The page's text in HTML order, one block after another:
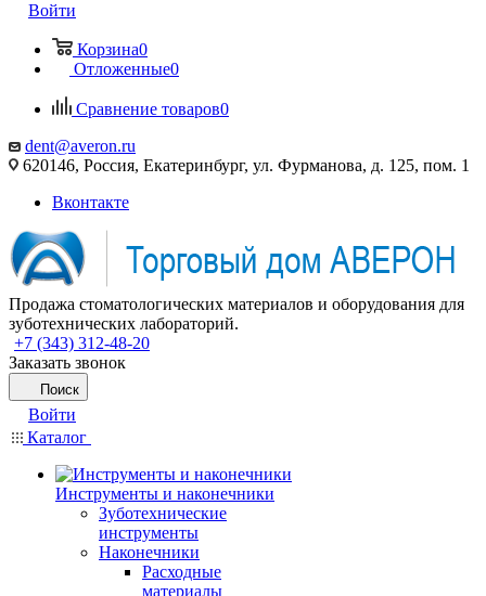
Войти
Корзина0
Отложенные0
Сравнение товаров0
dent@averon.ru
620146, Россия, Екатеринбург, ул. Фурманова, д. 125, пом. 1
Вконтакте
Продажа стоматологических материалов и оборудования для
зуботехнических лабораторий.
+7 (343) 312-48-20
Заказать звонок
Поиск
Войти
Каталог
Инструменты и наконечники
Зуботехнические
инструменты
Наконечники
Расходные
материалы